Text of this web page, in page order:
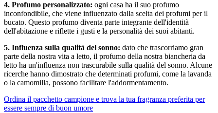
4. Profumo personalizzato: ogni casa ha il suo profumo
inconfondibile, che viene influenzato dalla scelta dei profumi per il
bucato. Questo profumo diventa parte integrante dell'identità
dell'abitazione e riflette i gusti e la personalità dei suoi abitanti.
5. Influenza sulla qualità del sonno: dato che trascorriamo gran
parte della nostra vita a letto, il profumo della nostra biancheria da
letto ha un'influenza non trascurabile sulla qualità del sonno. Alcune
ricerche hanno dimostrato che determinati profumi, come la lavanda
o la camomilla, possono facilitare l'addormentamento.
Ordina il pacchetto campione e trova la tua fragranza preferita per
essere sempre di buon umore